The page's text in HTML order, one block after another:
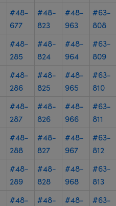
#48-
677
#48-
823
#48-
963
#63-
808
#48-
285
#48-
824
#48-
964
#63-
809
#48-
286
#48-
825
#48-
965
#63-
810
#48-
287
#48-
826
#48-
966
#63-
811
#48-
288
#48-
827
#48-
967
#63-
812
#48-
289
#48-
828
#48-
968
#63-
813
#48-
#48-
#48-
#63-